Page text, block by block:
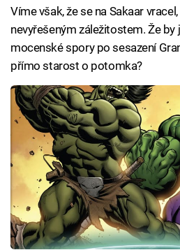
Víme však, že se na Sakaar
nevyřešeným záležitostem. Že by
mocenské spory po sesazení
přímo starost o potomka?